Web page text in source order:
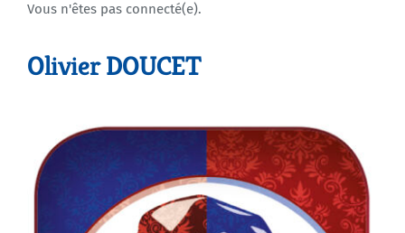
Agenda
Vous n'êtes pas connecté(e).
Olivier DOUCET